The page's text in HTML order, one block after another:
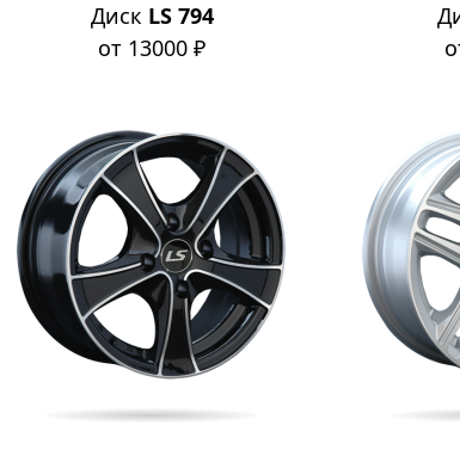
Диск LS 794
от 13000 ₽